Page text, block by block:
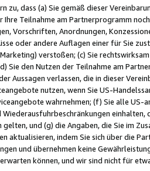
zu, dass (a) Sie gemäß dieser
Ihre Teilnahme am Partnerprogramm
Vorschriften, Anordnungen,
oder andere Auflagen einer für Sie
verstoßen; (c) Sie
Sie den Nutzen der Teilnahme am
Aussagen verlassen, die in dieser
nutzen, wenn Sie US-
wahrnehmen; (f) Sie alle
gelten, und (g) die Angaben, die Sie im
aktualisieren, indem Sie sich über die
und übernehmen keine
können, und wir sind nicht für